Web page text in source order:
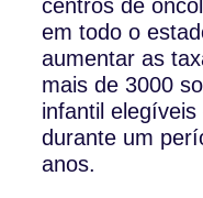
centros de
em todo o
aumentar as
mais de 3000
infantil
durante um
anos.